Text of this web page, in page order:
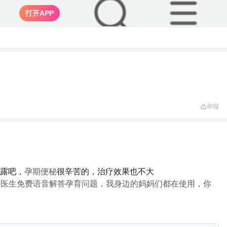
打开APP
举报
吧， 孕期便秘很辛苦的，治疗效果也不大
生免费语音解答孕育问题，我身边的妈妈们都在使用，你